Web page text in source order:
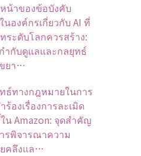
น้าของข้อบังคับ
นองค์กรเกี่ยวกับ AI ที่
ระดับโลกควรสร้าง:
ำกับดูแลและกลยุทธ์
ยา…
ธ์ทางกฎหมายในการ
ร้องเรื่องการละเมิด
น Amazon: จุดสำคัญ
รพิจารณาความ
คลึงแล…